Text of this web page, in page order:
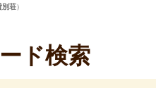
別荘）
ド検索